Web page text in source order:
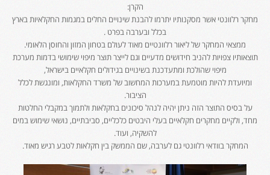
הקרן:
מחקר רלוונטי אשר מסקנותיו יתרמו להבנת שינויים החלים במגמות החקלאיות בארץ
בכלל ובערבה בפרט .
ממצאי המחקר של ליאור רלוונטיים מאוד לעולם בטחון המזון והחוסן הלאומי.
תוצאותיו צפויות להניב חידושים מדעיים וגם לייצר תוצר מיפוי שימושי בדמות מערכת
מיפוי שהולכת ומתעדכנת בשינויים בגידולים חקלאיים בישראל,
ומיועדת להיות מוטמעת במערכות המחשוב של משרד החקלאות, ומונגשת לכלל
הציבור.
על בסיס התוצר הזה ניתן יהיה לנהל סיכונים בחקלאות ולתמוך במקבלי החלטות
מחד, ולקיים מחקרים חקלאיים בעלי היבטים כלכליים, סביבתיים, נושאי שימוש במים
להשקיה, ועוד.
המחקר בוודאי רלוונטי גם לערבה, שם הממשק בין חקלאות לטבע רגיש מאוד.